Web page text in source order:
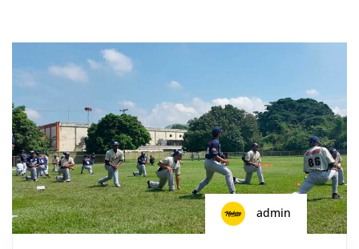
admin